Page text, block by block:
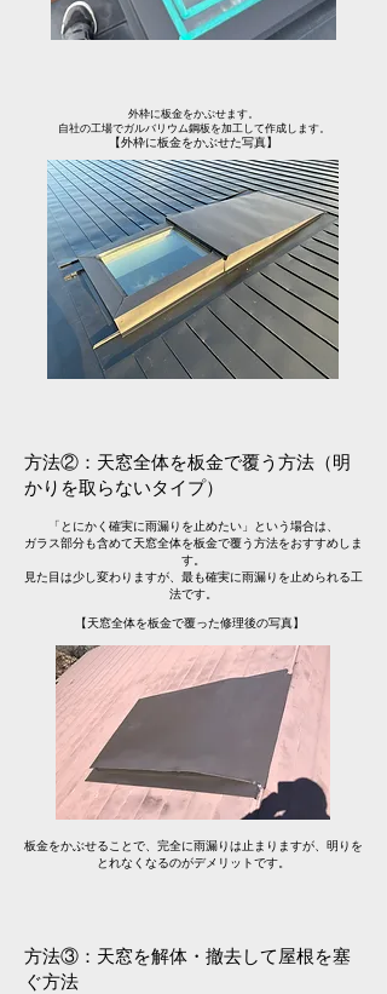
外枠に板金をかぶせます。
自社の工場でガルバリウム鋼板を加工して作成します。
【外枠に板金をかぶせた写真】
方法②：天窓全体を板金で覆う方法（明
かりを取らないタイプ）
「とにかく確実に雨漏りを止めたい」という場合は、
ガラス部分も含めて天窓全体を板金で覆う方法をおすすめしま
す。
見た目は少し変わりますが、最も確実に雨漏りを止められる工
法です。
【天窓全体を板金で覆った修理後の写真】
​板金をかぶせることで、完全に雨漏りは止まりますが、明りを
とれなくなるのがデメリットです。
方法③：天窓を解体・撤去して屋根を塞
ぐ方法